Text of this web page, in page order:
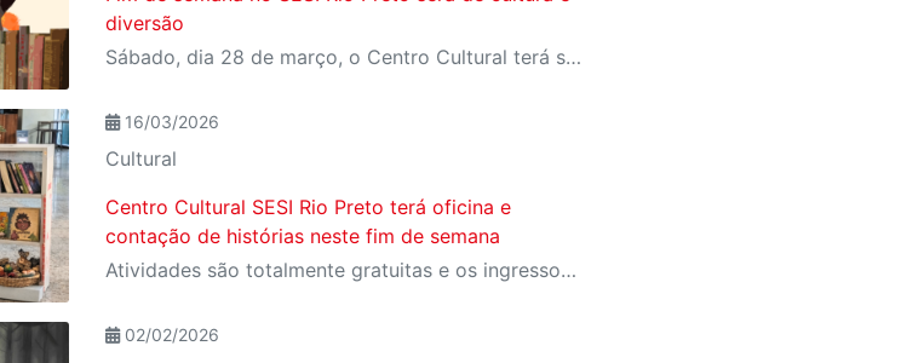
diversão
Sábado, dia 28 de março, o Centro Cultural terá sessão de contação de histórias e oficina de desenho, tudo gratuito
16/03/2026
Cultural
Centro Cultural SESI Rio Preto terá oficina e
contação de histórias neste fim de semana
Atividades são totalmente gratuitas e os ingressos devem ser reservados por meio do site Meu SESI
02/02/2026